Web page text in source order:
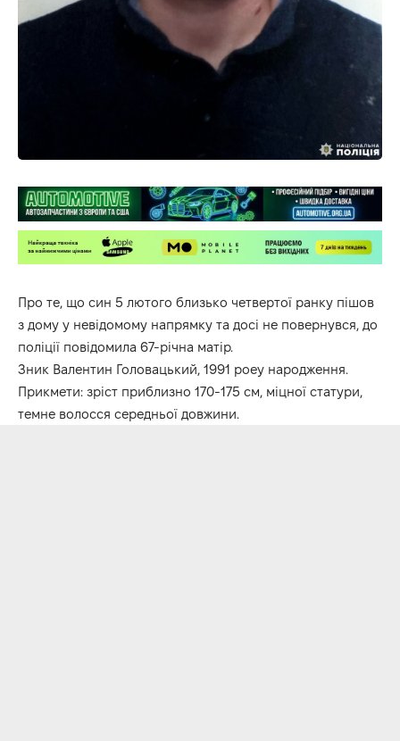
Про те, що син 5 лютого близько четвертої ранку пішов
з дому у невідомому напрямку та досі не повернувся, до
поліції повідомила 67-річна матір.
Зник Валентин Головацький, 1991 роеу народження.
Прикмети: зріст приблизно 170-175 см, міцної статури,
темне волосся середньої довжини.